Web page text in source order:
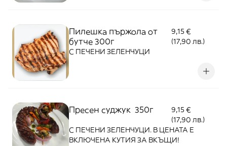
Пилешка пържола от
бутче 300г
9,15 €
(17,90 лв.)
С ПЕЧЕНИ ЗЕЛЕНЧУЦИ
Пресен суджук 350г
9,15 €
(17,90 лв.)
С ПЕЧЕНИ ЗЕЛЕНЧУЦИ. В ЦЕНАТА Е
ВКЛЮЧЕНА КУТИЯ ЗА ВКЪЩИ!